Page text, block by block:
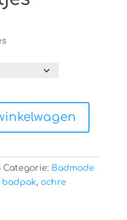
Categorie: Badmode
badpak, ochre